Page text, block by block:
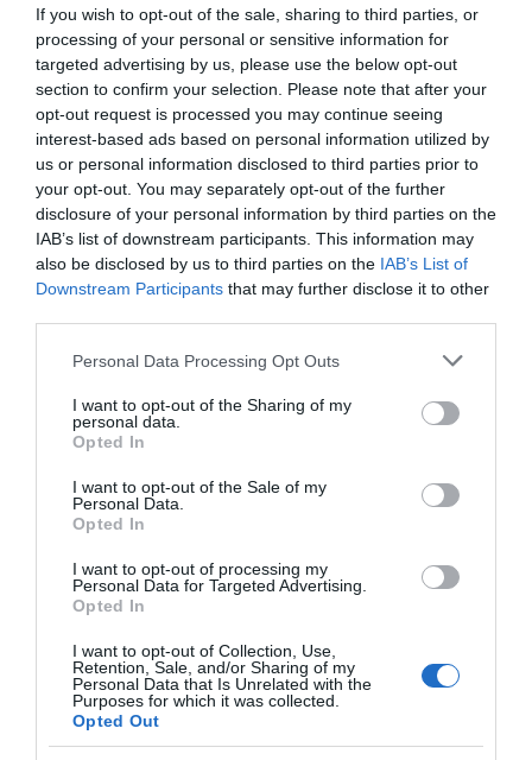
If you wish to opt-out of the sale, sharing to third parties, or
processing of your personal or sensitive information for
targeted advertising by us, please use the below opt-out
section to confirm your selection. Please note that after your
opt-out request is processed you may continue seeing
interest-based ads based on personal information utilized by
us or personal information disclosed to third parties prior to
your opt-out. You may separately opt-out of the further
disclosure of your personal information by third parties on the
IAB’s list of downstream participants. This information may
also be disclosed by us to third parties on the IAB’s List of
Downstream Participants that may further disclose it to other
Please note that this website/app uses one or more Google
not limited to your visit or usage behaviour. You may click to
grant or deny consent to Google and its third-party tags to
use your data for below specified purposes in below Google
consent section.
Personal Data Processing Opt Outs
I want to opt-out of the Sharing of my
personal data.
Opted In
I want to opt-out of the Sale of my
Personal Data.
Opted In
I want to opt-out of processing my
Personal Data for Targeted Advertising.
Opted In
I want to opt-out of Collection, Use,
Retention, Sale, and/or Sharing of my
Personal Data that Is Unrelated with the
Purposes for which it was collected.
Opted Out
ΚΌΣΤΟΣ ΜΕΤΑΦΟΡΙΚΏΝ
ΕΠΙΚΟΙΝΩΝΊΑ
Αυτό το ανάγλυφο έργο τέχνης συνδυάζει άψογα τις
αποχρώσεις του µπεζ, του γκρι, του λευκού και του
καφέ, δηµιουργώντας ένα διαχρονικό και κοµψό
αποτέλεσµα που ταιριάζει σε κάθε χώρο.